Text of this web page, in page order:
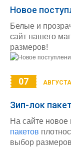
Новое
Белые и
сайт нашего
размеров!
07 АВГУСТА
Зип-лок
На сайте новое
пакетов
выбор